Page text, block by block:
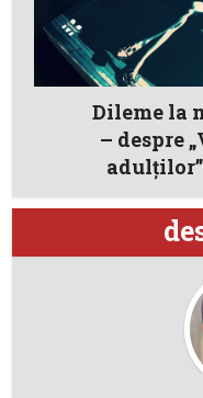
Dileme la
– despre